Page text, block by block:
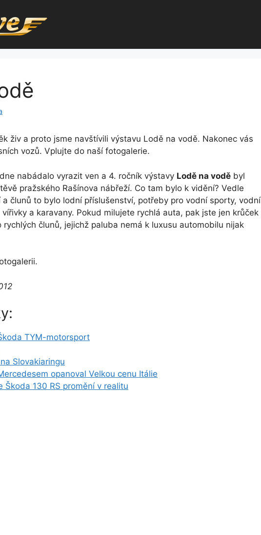
živ a proto jsme navštívili výstavu Lodě na vodě. Nakonec vás
vozů. Vplujte do naší fotogalerie.
nabádalo vyrazit ven a 4. ročník výstavy Lodě na vodě byl
pražského Rašínova nábřeží. Co tam bylo k vidění? Vedle
člunů to bylo lodní příslušenství, potřeby pro vodní sporty, vodní
a karavany. Pokud milujete rychlá auta, pak jste jen krůček
člunů, jejichž paluba nemá k luxusu automobilu nijak
TYM-motorsport
Slovakiaringu
opanoval Velkou cenu Itálie
Škoda 130 RS promění v realitu